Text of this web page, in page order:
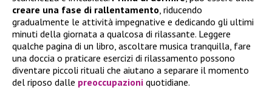
creare una fase di rallentamento , riducendo
gradualmente le attività impegnative e dedicando gli ultimi
minuti della giornata a qualcosa di rilassante. Leggere
qualche pagina di un libro, ascoltare musica tranquilla, fare
una doccia o praticare esercizi di rilassamento possono
diventare piccoli rituali che aiutano a separare il momento
del riposo dalle preoccupazioni quotidiane.